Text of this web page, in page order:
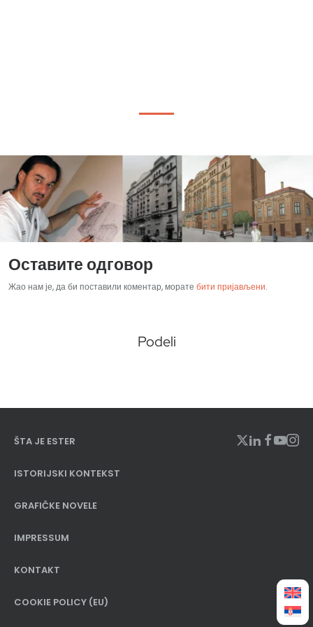
Оставите одговор
Жао нам је, да би поставили коментар, морате бити пријављени.
Podeli
ŠTA JE ESTER
ISTORIJSKI KONTEKST
GRAFIČKE NOVELE
IMPRESSUM
KONTAKT
COOKIE POLICY (EU)